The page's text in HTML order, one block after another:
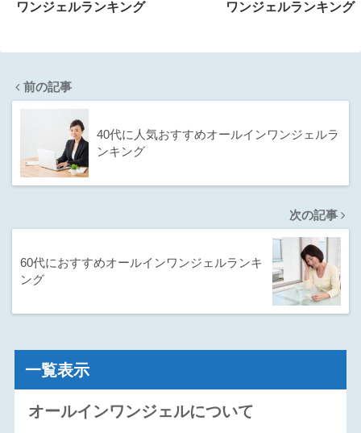
ワンジェルランキング
ワンジェルランキング
前の記事
40代に人気おすすめオールインワンジェルラ
ンキング
次の記事
60代におすすめオールインワンジェルランキ
ング
一覧表示
オールインワンジェルについて